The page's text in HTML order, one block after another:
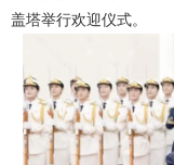
盖塔举行欢迎仪式。